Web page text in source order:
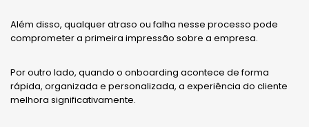
Além disso, qualquer atraso ou falha nesse processo pode
comprometer a primeira impressão sobre a empresa.
Por outro lado, quando o onboarding acontece de forma
rápida, organizada e personalizada, a experiência do cliente
melhora significativamente.